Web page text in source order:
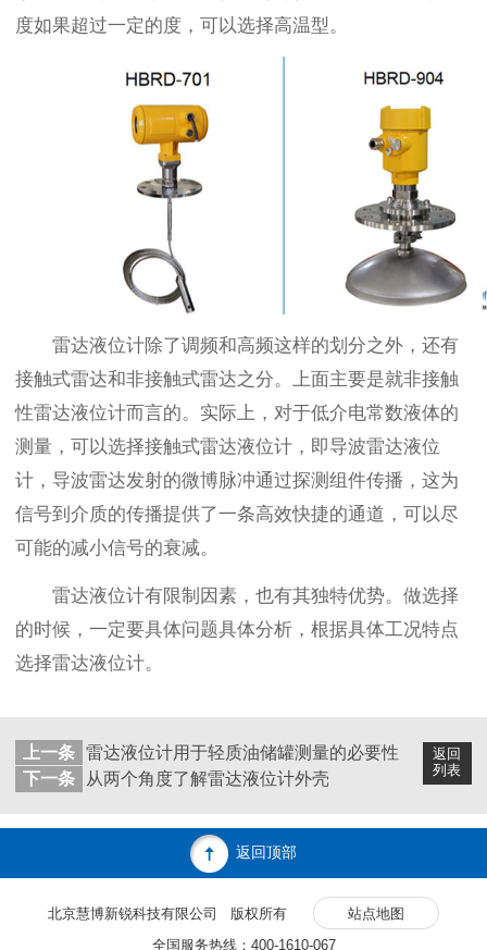
度如果超过一定的度，可以选择高温型。
雷达液位计除了调频和高频这样的划分之外，还有
接触式雷达和非接触式雷达之分。上面主要是就非接触
性雷达液位计而言的。实际上，对于低介电常数液体的
测量，可以选择接触式雷达液位计，即导波雷达液位
计，导波雷达发射的微博脉冲通过探测组件传播，这为
信号到介质的传播提供了一条高效快捷的通道，可以尽
可能的减小信号的衰减。
雷达液位计有限制因素，也有其独特优势。做选择
的时候，一定要具体问题具体分析，根据具体工况特点
选择雷达液位计。
返回
列表
上一条 雷达液位计用于轻质油储罐测量的必要性
下一条
从两个角度了解雷达液位计外壳
返回顶部
北京慧博新锐科技有限公司 版权所有
站点地图
全国服务热线：400-1610-067